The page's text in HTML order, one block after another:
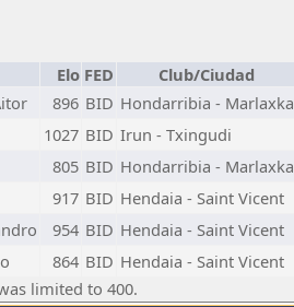
Elo FED Club/Ciudad
896 BID Hondarribia - Marlaxka
1027 BID Irun - Txingudi
805 BID Hondarribia - Marlaxka
917 BID Hendaia - Saint Vicent
954 BID Hendaia - Saint Vicent
864 BID Hendaia - Saint Vicent
limited to 400.